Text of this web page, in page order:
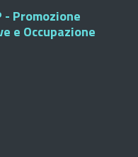
- Promozione
e Occupazione